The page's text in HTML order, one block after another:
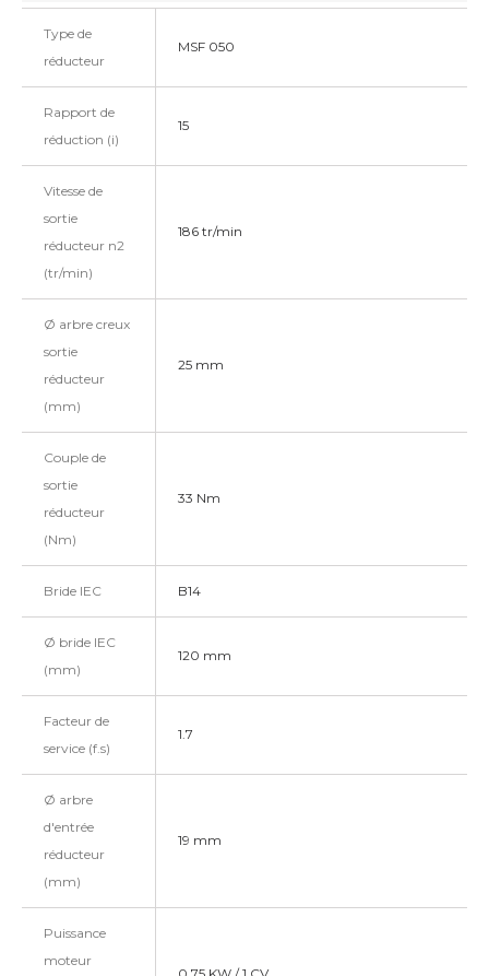
Type de
réducteur
MSF 050
Rapport de
réduction (i)
15
Vitesse de
sortie
réducteur n2
(tr/min)
186 tr/min
Ø arbre creux
sortie
réducteur
(mm)
25 mm
Couple de
sortie
réducteur
(Nm)
33 Nm
Bride IEC B14
Ø bride IEC
(mm)
120 mm
Facteur de
service (f.s)
1.7
Ø arbre
d'entrée
réducteur
(mm)
19 mm
Puissance
moteur